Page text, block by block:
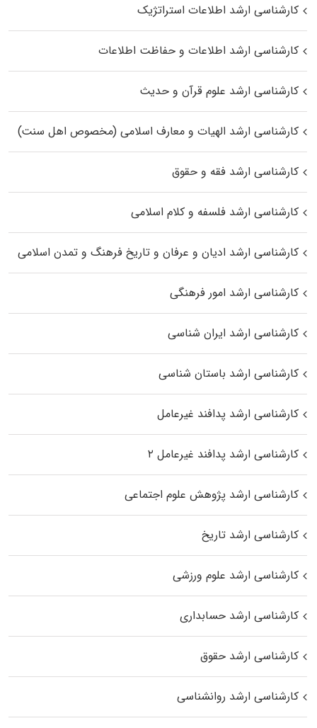
کارشناسی ارشد اطلاعات استراتژیک
کارشناسی ارشد اطلاعات و حفاظت اطلاعات
کارشناسی ارشد علوم قرآن و حدیث
کارشناسی ارشد الهیات و معارف اسلامی (مخصوص اهل سنت)
کارشناسی ارشد فقه و حقوق
کارشناسی ارشد فلسفه و کلام اسلامی
کارشناسی ارشد ادیان و عرفان و تاریخ فرهنگ و تمدن اسلامی
کارشناسی ارشد امور فرهنگی
کارشناسی ارشد ایران شناسی
کارشناسی ارشد باستان شناسی
کارشناسی ارشد پدافند غیرعامل
کارشناسی ارشد پدافند غیرعامل ۲
کارشناسی ارشد پژوهش علوم اجتماعی
کارشناسی ارشد تاریخ
کارشناسی ارشد علوم ورزشی
کارشناسی ارشد حسابداری
کارشناسی ارشد حقوق
کارشناسی ارشد روانشناسی